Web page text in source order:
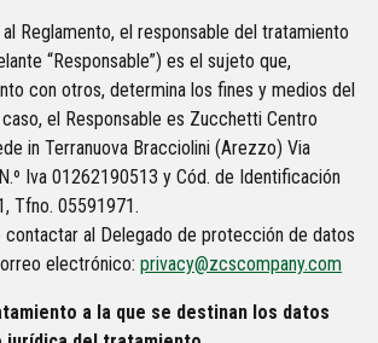
Reglamento, el responsable del tratamiento
“Responsable”) es el sujeto que,
con otros, determina los fines y medios del
el Responsable es Zucchetti Centro
in Terranuova Bracciolini (Arezzo) Via
Iva 01262190513 y Cód. de Identificación
Tfno. 05591971.
contactar al Delegado de protección de datos
electrónico: privacy@zcscompany.com
a la que se destinan los datos